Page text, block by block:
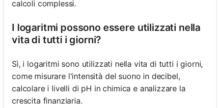
calcoli complessi.
I logaritmi possono essere utilizzati nella
vita di tutti i giorni?
Sì, i logaritmi sono utilizzati nella vita di tutti i giorni,
come misurare l'intensità del suono in decibel,
calcolare i livelli di pH in chimica e analizzare la
crescita finanziaria.